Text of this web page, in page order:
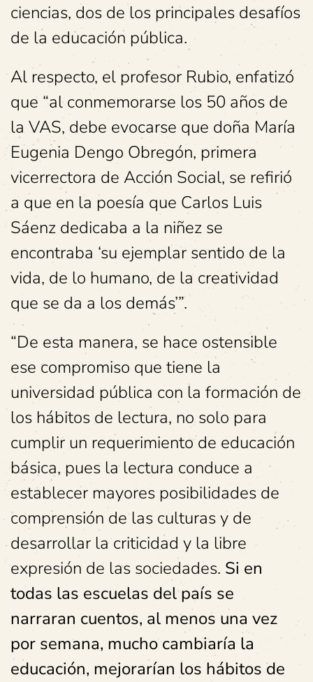
ciencias, dos de los principales desafíos
de la educación pública.
Al respecto, el profesor Rubio, enfatizó
que “al conmemorarse los 50 años de
la VAS, debe evocarse que doña María
Eugenia Dengo Obregón, primera
vicerrectora de Acción Social, se refirió
a que en la poesía que Carlos Luis
Sáenz dedicaba a la niñez se
encontraba ‘su ejemplar sentido de la
vida, de lo humano, de la creatividad
que se da a los demás’”.
“De esta manera, se hace ostensible
ese compromiso que tiene la
universidad pública con la formación de
los hábitos de lectura, no solo para
cumplir un requerimiento de educación
básica, pues la lectura conduce a
establecer mayores posibilidades de
comprensión de las culturas y de
desarrollar la criticidad y la libre
expresión de las sociedades. Si en
todas las escuelas del país se
narraran cuentos, al menos una vez
por semana, mucho cambiaría la
educación, mejorarían los hábitos de